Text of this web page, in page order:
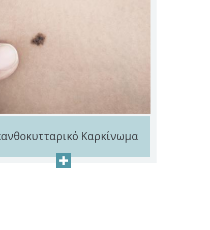
Καρκίνωμα
+